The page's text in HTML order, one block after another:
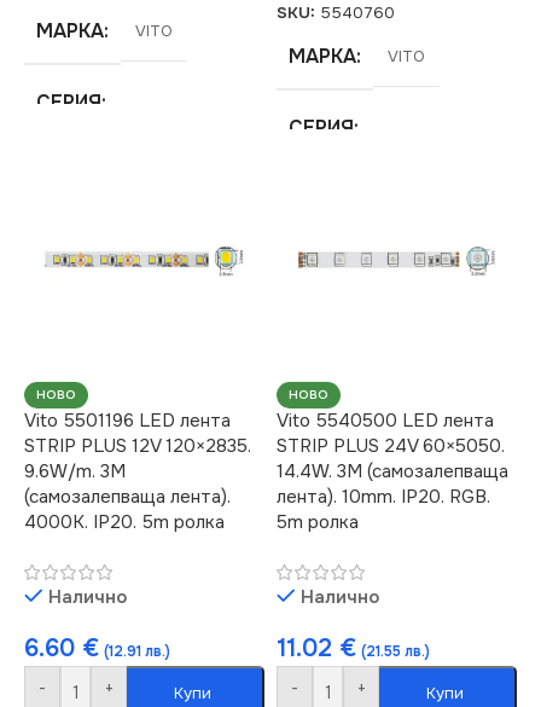
МАРКА VITO
СЕРИЯ
ТЕМПЕРАТУРА (K)
ДИМИРАНЕ
Димираща
НАПРЕЖЕНИЕ (V)
24V
СВЕТЛИНЕН ПОТОК
(LM)
SKU: 5540760
МАРКА VITO
СЕРИЯ
ЦВЕТНА
НАПРЕЖЕНИЕ (V)
24V
(LM)
СТЕПЕН НА ЗАЩИТА
НОВО
Vito 5501196 LED лента
STRIP PLUS 12V 120×2835.
9.6W/m. 3M
(самозалепваща лента).
4000K. IP20. 5m ролка
Налично
6.60 € (12.91 лв.)
- + Купи
НОВО
Vito 5540500 LED лента
STRIP PLUS 24V 60×5050.
14.4W. 3M (самозалепваща
лента). 10mm. IP20. RGB.
5m ролка
Налично
11.02 € (21.55 лв.)
- + Купи